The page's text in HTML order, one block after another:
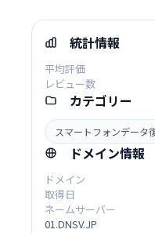
統計情報
平均評価
レビュー数
カテゴリー
スマートフォンデータ
ドメイン情報
ドメイン
取得日
ネームサーバー
01.DNSV.JP